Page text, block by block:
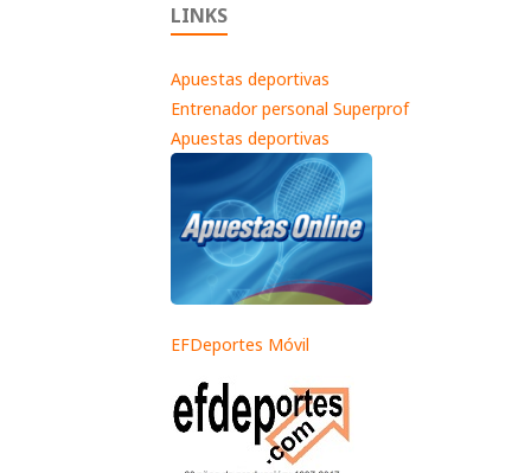
LINKS
Apuestas deportivas
Entrenador personal Superprof
Apuestas deportivas
EFDeportes Móvil